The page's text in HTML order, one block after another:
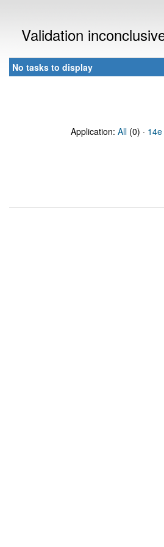
Validation
No tasks to display
Application: All (0) ·